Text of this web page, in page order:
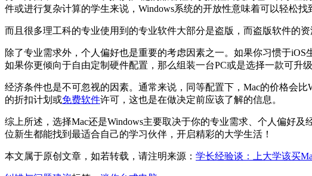
件或进行复杂计算的学生来说，Windows系统的开放性意味着可以轻松找
而且很多理工科的专业使用到的专业软件大部分是盗版，而盗版软件的资
除了专业需求外，个人偏好也是重要的考虑因素之一。如果你习惯于iOS
如果你更倾向于自由定制硬件配置，那么组装一台PC或是选择一款可升
经济条件也是不可忽视的因素。通常来说，同等配置下，Mac的价格会
的折扣计划或免费软件许可，这也是在做决定前应该了解的信息。
综上所述，选择Mac还是Windows主要取决于你的专业需求、个人偏好
位新生都能找到最适合自己的学习伙伴，开启精彩的大学生活！
本文属于原创文章，如若转载，请注明来源： 学长经验谈：上大学该买